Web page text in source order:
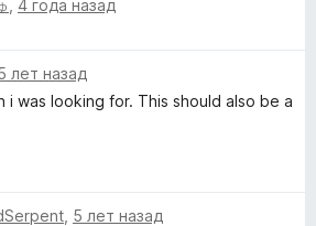
4 года назад
лет назад
i was looking for. This should also be a
5 лет назад